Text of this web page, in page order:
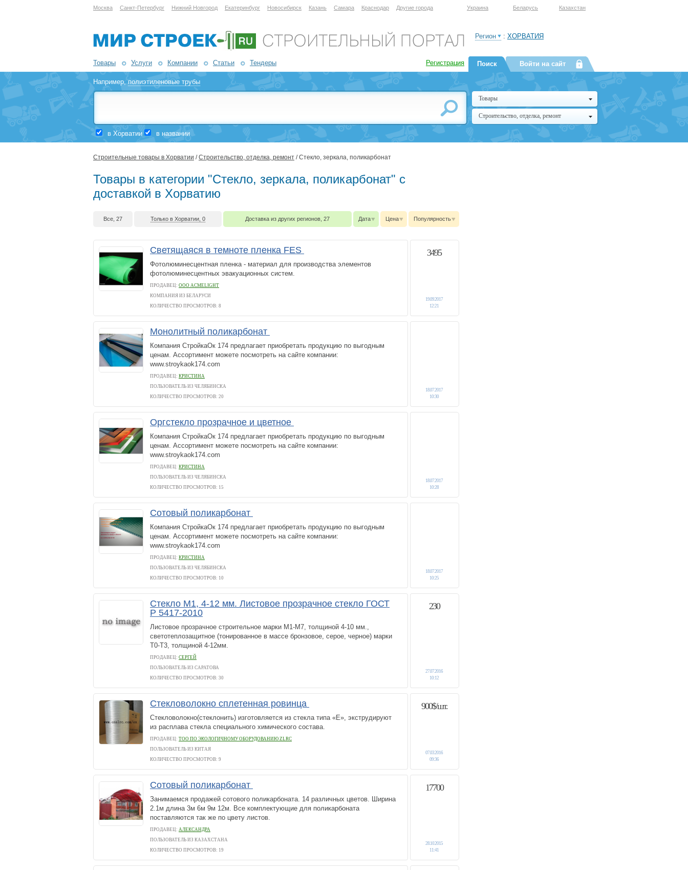
Москва Санкт-Петербург Нижний Новгород Екатеринбург Новосибирск Казань Самара Краснодар Другие города Украина Беларусь Казахстан
Товары Услуги Компании Статьи Тендеры Регистрация
Регион : ХОРВАТИЯ
Например,полиэтиленовые трубы
в Хорватии в названии
Поиск Войти на сайт
Товары
Строительство, отделка, ремонт
Строительные товары в Хорватии /Строительство, отделка, ремонт / Стекло, зеркала, поликарбонат
Товары в категории "Стекло, зеркала, поликарбонат" с
доставкой в Хорватию
Все, 27 Только в Хорватии, 0 Доставка из других регионов, 27 Дата Цена Популярность
Светящаяся в темноте пленка FES
Фотолюминесцентная пленка - материал для производства элементов
фотолюминесцентных эвакуационных систем.
ПРОДАВЕЦ: ООО ACMELIGHT
КОМПАНИЯ ИЗ БЕЛАРУСИ
КОЛИЧЕСТВО ПРОСМОТРОВ: 8
3495
19.09.2017
12:21
Монолитный поликарбонат
Компания СтройкаОк 174 предлагает приобретать продукцию по выгодным
ценам. Ассортимент можете посмотреть на сайте компании:
www.stroykaok174.com
ПРОДАВЕЦ: КРИСТИНА
ПОЛЬЗОВАТЕЛЬ ИЗ ЧЕЛЯБИНСКА
КОЛИЧЕСТВО ПРОСМОТРОВ: 20
18.07.2017
10:30
Оргстекло прозрачное и цветное
Компания СтройкаОк 174 предлагает приобретать продукцию по выгодным
ценам. Ассортимент можете посмотреть на сайте компании:
www.stroykaok174.com
ПРОДАВЕЦ: КРИСТИНА
ПОЛЬЗОВАТЕЛЬ ИЗ ЧЕЛЯБИНСКА
КОЛИЧЕСТВО ПРОСМОТРОВ: 15
18.07.2017
10:28
Сотовый поликарбонат
Компания СтройкаОк 174 предлагает приобретать продукцию по выгодным
ценам. Ассортимент можете посмотреть на сайте компании:
www.stroykaok174.com
ПРОДАВЕЦ: КРИСТИНА
ПОЛЬЗОВАТЕЛЬ ИЗ ЧЕЛЯБИНСКА
КОЛИЧЕСТВО ПРОСМОТРОВ: 10
18.07.2017
10:25
Стекло М1, 4-12 мм. Листовое прозрачное стекло ГОСТ
Р 5417-2010
Листовое прозрачное строительное марки М1-М7, толщиной 4-10 мм.,
светотеплозащитное (тонированное в массе бронзовое, серое, черное) марки
Т0-Т3, толщиной 4-12мм.
ПРОДАВЕЦ: СЕРГЕЙ
ПОЛЬЗОВАТЕЛЬ ИЗ САРАТОВА
КОЛИЧЕСТВО ПРОСМОТРОВ: 30
230
27.07.2016
10:12
Стекловолокно сплетенная ровинца
Стекловолокно(стеклонить) изготовляется из стекла типа «E», экструдируют
из расплава стекла специального химического состава.
ПРОДАВЕЦ: ТОО ПО ЭКОЛОГИЧНОМУ ОБОРУДОВАНИЮ ZLRC
ПОЛЬЗОВАТЕЛЬ ИЗ КИТАЯ
КОЛИЧЕСТВО ПРОСМОТРОВ: 9
900$/шт.
07.03.2016
09:36
Сотовый поликарбонат
Занимаемся продажей сотового поликарбоната. 14 различных цветов. Ширина
2.1м длина 3м 6м 9м 12м. Все комплектующие для поликарбоната
поставляются так же по цвету листов.
ПРОДАВЕЦ: АЛЕКСАНДРА
ПОЛЬЗОВАТЕЛЬ ИЗ КАЗАХСТАНА
КОЛИЧЕСТВО ПРОСМОТРОВ: 19
17700
28.10.2015
11:41